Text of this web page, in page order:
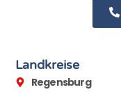
Landkreise
Regensburg